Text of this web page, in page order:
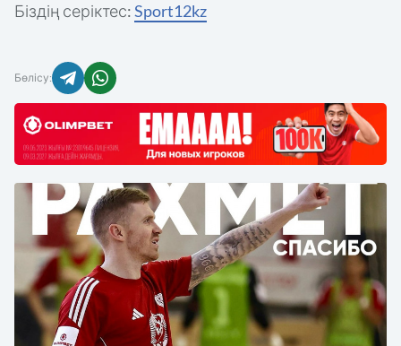
Біздің серіктес:Sport12kz
Бөлісу: